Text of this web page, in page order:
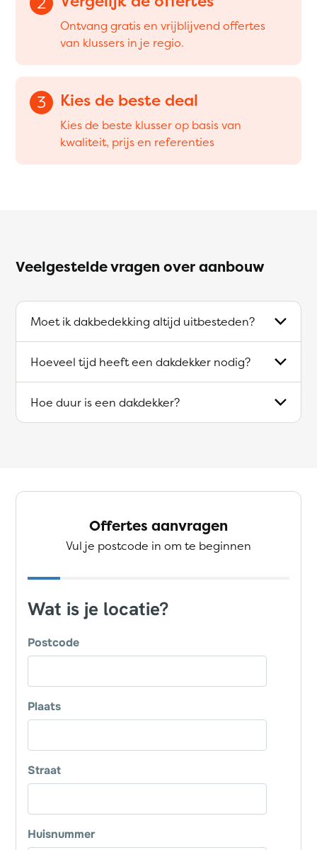
Ontvang gratis en vrijblijvend offertes
van klussers in je regio.
3 Kies de beste deal
Kies de beste klusser op basis van
kwaliteit, prijs en referenties
Veelgestelde vragen over aanbouw
Moet ik dakbedekking altijd uitbesteden?
Hoeveel tijd heeft een dakdekker nodig?
Hoe duur is een dakdekker?
Offertes aanvragen
Vul je postcode in om te beginnen